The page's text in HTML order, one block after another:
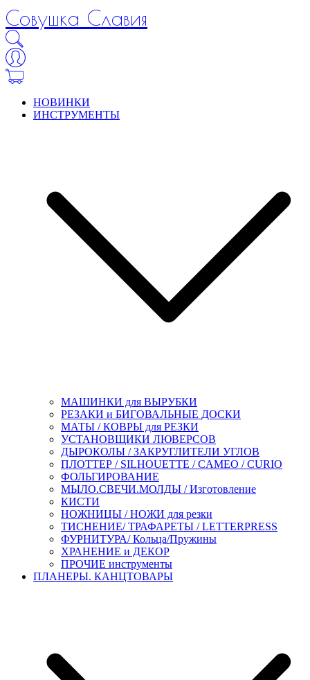
Совушка Славия
НОВИНКИ
ИНСТРУМЕНТЫ
МАШИНКИ для ВЫРУБКИ
РЕЗАКИ и БИГОВАЛЬНЫЕ ДОСКИ
МАТЫ / КОВРЫ для РЕЗКИ
УСТАНОВЩИКИ ЛЮВЕРСОВ
ДЫРОКОЛЫ / ЗАКРУГЛИТЕЛИ УГЛОВ
ПЛОТТЕР / SILHOUETTE / CAMEO / CURIO
ФОЛЬГИРОВАНИЕ
МЫЛО.СВЕЧИ.МОЛДЫ / Изготовление
КИСТИ
НОЖНИЦЫ / НОЖИ для резки
ТИСНЕНИЕ/ ТРАФАРЕТЫ / LETTERPRESS
ФУРНИТУРА/ Кольца/Пружины
ХРАНЕНИЕ и ДЕКОР
ПРОЧИЕ инструменты
ПЛАНЕРЫ. КАНЦТОВАРЫ